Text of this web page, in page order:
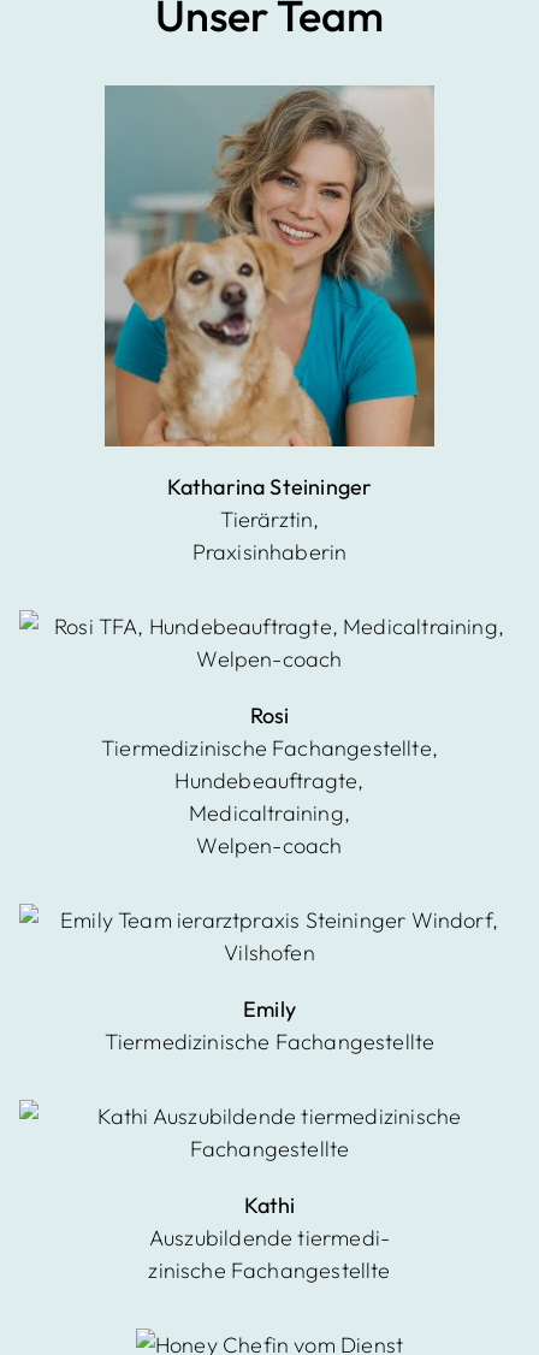
Windo
rf,
Vilshof
en
Unser Team
Katharina Steininger
Tierärztin,
Praxisinhaberin
Rosi
Tiermedizinische Fachangestellte,
Hundebeauftragte,
Medicaltraining,
Welpen-coach
Emily
Tiermedizinische Fachangestellte
Kathi
Auszubildende tiermedi-
zinische Fachangestellte